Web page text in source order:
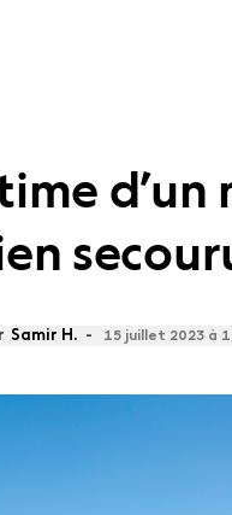
d’un
Samir H. - 15 juillet 2023 à